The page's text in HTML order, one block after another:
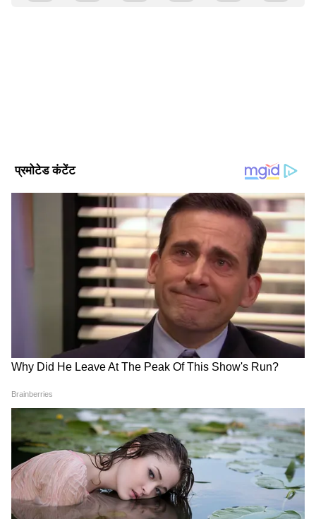
कोर्ट ने कहा कि तीन साल की पीड़िता ने घटना के दिन
अपनी मां से स्कूल में एक व्यक्ति द्वारा कथित रूप से छूने
के बाद अपने निजी अंगों में दर्द की शिकायत की थी।
हालांकि उसने शुरुआत में आरोपी का नाम नहीं लिया था,
लेकिन बाद में उसने पुलिस के सामने उसकी पहचान की
और उस जगह की भी निशानदेही की जहां कथित घटना
हुई थी। कोर्ट ने कहा कि इस स्तर पर रिकॉर्ड में ऐसा कुछ
भी नहीं है जिससे यह पता चले कि बच्चे या उसके माता-
पिता के पास आरोपी को झूठा फंसाने का कोई मकसद था।
DOWNLOAD APP
News (राष्ट्रीय समाचार) and breaking Hindi News
headlines from India on Asianet News Hindi.